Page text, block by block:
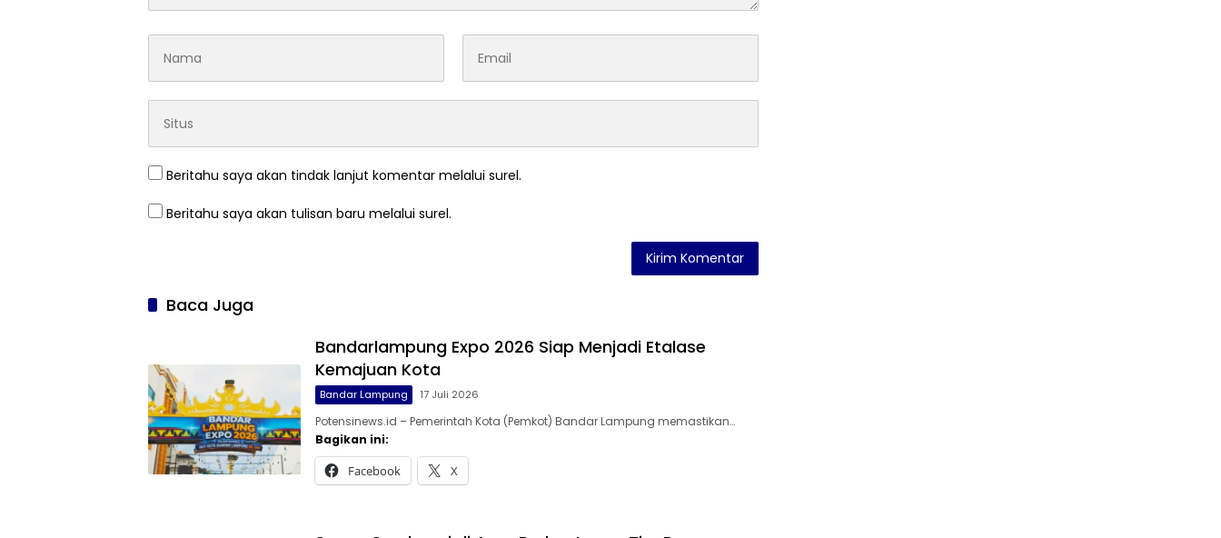
Beritahu saya akan tindak lanjut komentar melalui surel.
Beritahu saya akan tulisan baru melalui surel.
Baca Juga
Bandarlampung Expo 2026 Siap Menjadi Etalase
Kemajuan Kota
Bandar Lampung 17 Juli 2026
Potensinews.id – Pemerintah Kota (Pemkot) Bandar Lampung memastikan…
Bagikan ini:
Facebook X